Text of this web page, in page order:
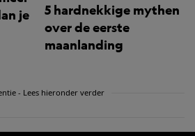
je
5 hardnekkige mythen
over de eerste
maanlanding
- Lees hieronder verder